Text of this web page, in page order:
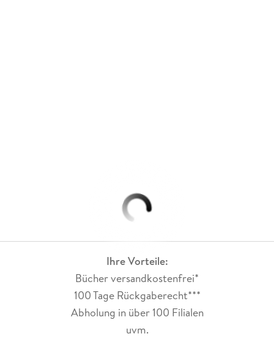
Ihre Vorteile:
Bücher versandkostenfrei*
100 Tage Rückgaberecht***
Abholung in über 100 Filialen
uvm.